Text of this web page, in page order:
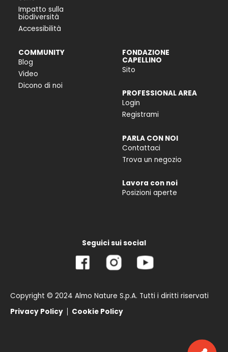
Impatto sulla
biodiversità
Accessibilità
COMMUNITY
Blog
Video
Dicono di noi
FONDAZIONE
CAPELLINO
Sito
PROFESSIONAL AREA
Login
Registrami
PARLA CON NOI
Contattaci
Trova un negozio
Lavora con noi
Posizioni aperte
Seguici sui social
Copyright © 2024 Almo Nature S.p.A. Tutti i diritti riservati
Privacy Policy
Cookie Policy